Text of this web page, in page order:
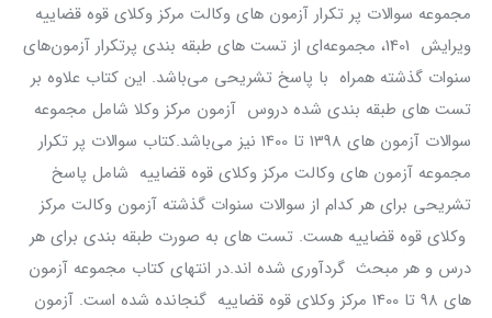
مجموعه سوالات پر تکرار آزمون های وکالت مرکز وکلای قوه قضاییه
ویرایش 1401، مجموعه‌ای از تست های طبقه بندی پرتکرار آزمون‌های
سنوات گذشته همراه با پاسخ تشریحی می‌باشد. این کتاب علاوه بر
تست های طبقه بندی شده دروس آزمون مرکز وکلا شامل مجموعه
سوالات آزمون های 1398 تا 1400 نیز می‌باشد.کتاب سوالات پر تکرار
مجموعه آزمون های وكالت مرکز وکلای قوه قضاییه شامل پاسخ
تشریحی برای هر کدام از سوالات سنوات گذشته آزمون وکالت مرکز
وکلای قوه قضاییه هست. تست های به صورت طبقه بندی برای هر
درس و هر مبحث گردآوری شده اند.در انتهای کتاب مجموعه آزمون
های 98 تا 1400 مرکز وکلای قوه قضاییه گنجانده شده است. آزمون